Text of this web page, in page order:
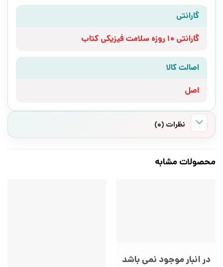
گارانتی
گارانتی 10 روزه سلامت فیزیکی کتاب
اصالت کالا
اصل
نظرات (0)
محصولات مشابه
در انبار موجود نمی باشد